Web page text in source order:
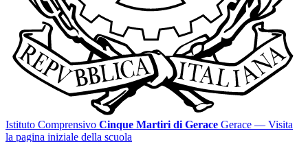
Istituto Comprensivo Cinque Martiri di Gerace Gerace — Visita
la pagina iniziale della scuola